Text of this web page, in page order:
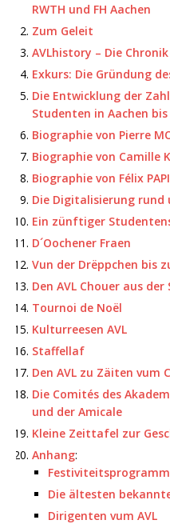
RWTH und FH Aachen
Zum Geleit
AVLhistory – Die
Exkurs: Die Gründung
Die Entwicklung der
Studenten in Aachen bis
Biographie von Pierre
Biographie von Camille
Biographie von Félix
Die Digitalisierung rund
Ein zünftiger
D´Oochener Fraen
Vun der Drëppchen bis
Den AVL Chouer aus
Tournoi de Noël
Kulturreesen AVL
Staffellaf
Den AVL zu Zäiten vum
Die Comités des
und der Amicale
Kleine Zeittafel zur
Anhang:
Festiviteitsprogramm
Die ältesten
Dirigenten vum AVL